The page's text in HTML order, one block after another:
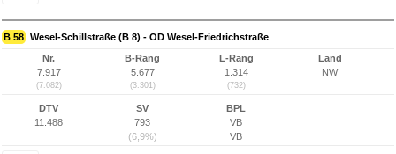
B 58 Wesel-Schillstraße (B 8) - OD Wesel-Friedrichstraße
Nr.
7.917
(7.082)
B-Rang
5.677
(3.301)
L-Rang
1.314
(732)
Land
NW
DTV
11.488
SV
793
(6,9%)
BPL
VB
VB